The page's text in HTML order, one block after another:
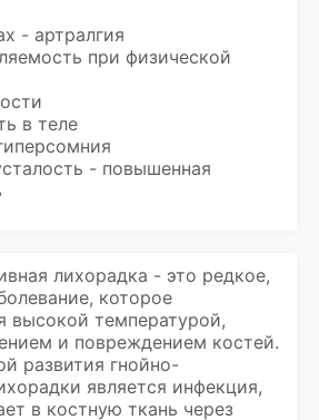
- артралгия
при физической
в теле
- повышенная
лихорадка - это редкое,
которое
высокой температурой,
и повреждением костей.
развития гнойно-
является инфекция,
в костную ткань через